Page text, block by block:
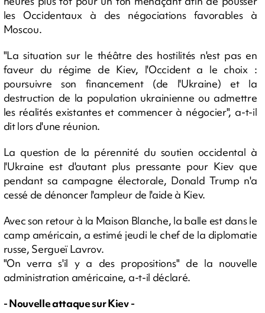
les Occidentaux à des négociations favorables à
Moscou.
"La situation sur le théâtre des hostilités n'est pas en
faveur du régime de Kiev, l'Occident a le choix :
poursuivre son financement (de l'Ukraine) et la
destruction de la population ukrainienne ou admettre
les réalités existantes et commencer à négocier", a-t-il
dit lors d'une réunion.
La question de la pérennité du soutien occidental à
l'Ukraine est d'autant plus pressante pour Kiev que
pendant sa campagne électorale, Donald Trump n'a
cessé de dénoncer l'ampleur de l'aide à Kiev.
Avec son retour à la Maison Blanche, la balle est dans le
camp américain, a estimé jeudi le chef de la diplomatie
russe, Sergueï Lavrov.
"On verra s'il y a des propositions" de la nouvelle
administration américaine, a-t-il déclaré.
- Nouvelle attaque sur Kiev -